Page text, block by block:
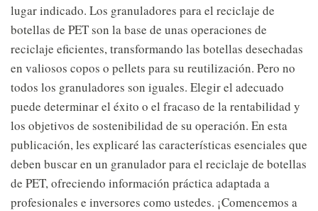
lugar indicado. Los granuladores para el reciclaje de
botellas de PET son la base de unas operaciones de
reciclaje eficientes, transformando las botellas desechadas
en valiosos copos o pellets para su reutilización. Pero no
todos los granuladores son iguales. Elegir el adecuado
puede determinar el éxito o el fracaso de la rentabilidad y
los objetivos de sostenibilidad de su operación. En esta
publicación, les explicaré las características esenciales que
deben buscar en un granulador para el reciclaje de botellas
de PET, ofreciendo información práctica adaptada a
profesionales e inversores como ustedes. ¡Comencemos a